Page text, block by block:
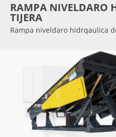
RAMPA NIVELDARO
TIJERA
Rampa niveldaro hidrqaulica